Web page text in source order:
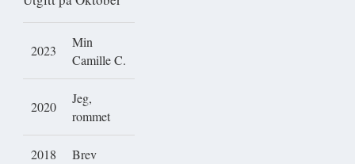
2023
Min
Camille C.
2020
Jeg,
rommet
2018 Brev